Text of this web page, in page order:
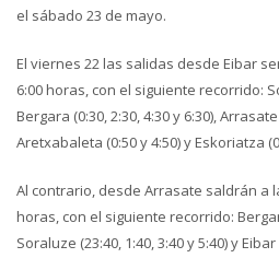
el sábado 23 de mayo.
El viernes 22 las salidas desde Eibar
6:00 horas, con el siguiente recorrido:
Bergara (0:30, 2:30, 4:30 y 6:30), Arrasate
Aretxabaleta (0:50 y 4:50) y Eskoriatza
Al contrario, desde Arrasate saldrán a
horas, con el siguiente recorrido:
Soraluze (23:40, 1:40, 3:40 y 5:40) y Eibar